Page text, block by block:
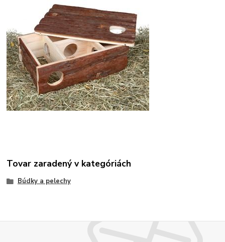
Tovar zaradený v kategóriách
Búdky a pelechy